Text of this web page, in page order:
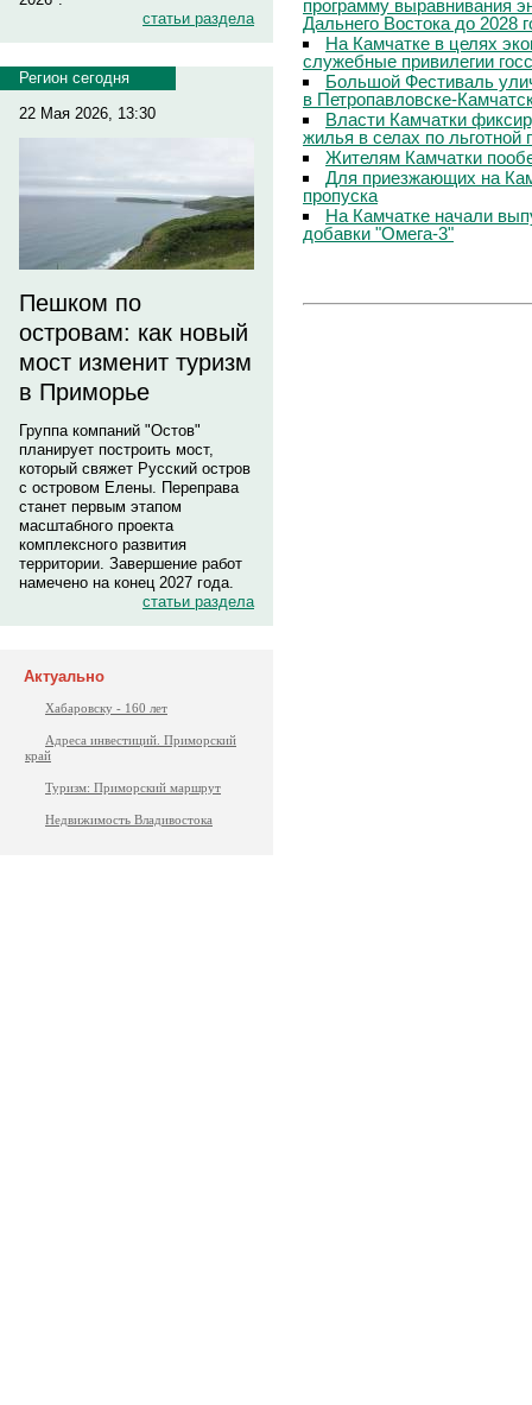
статьи раздела
Регион сегодня
22 Мая 2026, 13:30
Пешком по
островам: как новый
мост изменит туризм
в Приморье
Группа компаний "Остов"
планирует построить мост,
который свяжет Русский остров
с островом Елены. Переправа
станет первым этапом
масштабного проекта
комплексного развития
территории. Завершение работ
намечено на конец 2027 года.
статьи раздела
Актуально
Хабаровску - 160 лет
Адреса инвестиций. Приморский
край
Туризм: Приморский маршрут
Недвижимость Владивостока
программу выравнивания
Дальнего Востока до 2028
На Камчатке в целях
служебные привилегии
Большой Фестиваль
в Петропавловске-
Власти Камчатки
жилья в селах по льготной
Жителям Камчатки
Для приезжающих на
пропуска
На Камчатке начали
добавки "Омега-3"